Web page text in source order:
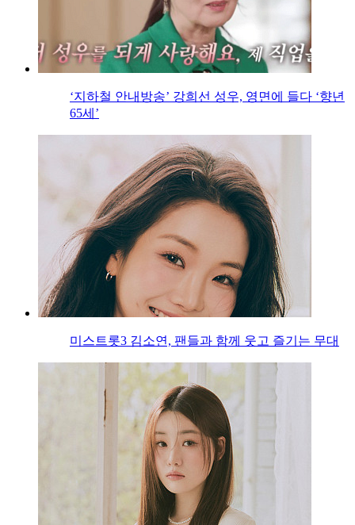
‘지하철 안내방송’ 강희선 성우, 영면에 들다 ‘향년
65세’
미스트롯3 김소연, 팬들과 함께 웃고 즐기는 무대